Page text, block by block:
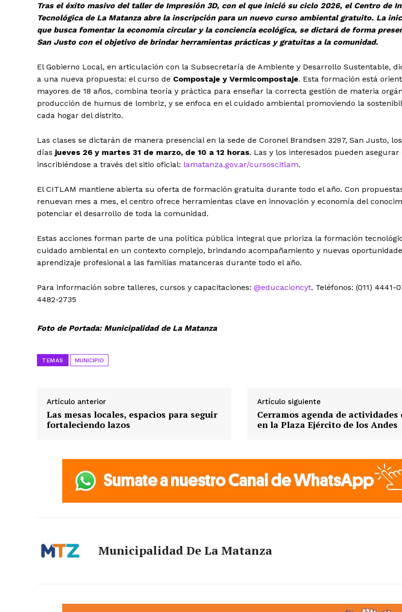
Tras el éxito masivo del taller de Impresión 3D, con el que inició su ciclo 2026, el Centro de
Tecnológica de La Matanza abre la inscripción para un nuevo curso ambiental gratuito. La
que busca fomentar la economía circular y la conciencia ecológica, se dictará de forma
San Justo con el objetivo de brindar herramientas prácticas y gratuitas a la comunidad.
El Gobierno Local, en articulación con la Subsecretaría de Ambiente y Desarrollo Sustentable,
a una nueva propuesta: el curso de Compostaje y Vermicompostaje. Esta formación está
mayores de 18 años, combina teoría y práctica para enseñar la correcta gestión de materia
producción de humus de lombriz, y se enfoca en el cuidado ambiental promoviendo la
cada hogar del distrito.
Las clases se dictarán de manera presencial en la sede de Coronel Brandsen 3297, San Justo, los
días jueves 26 y martes 31 de marzo, de 10 a 12 horas. Las y los interesados pueden
inscribiéndose a través del sitio oficial: lamatanza.gov.ar/cursoscitlam.
El CITLAM mantiene abierta su oferta de formación gratuita durante todo el año. Con
renuevan mes a mes, el centro ofrece herramientas clave en innovación y economía del
potenciar el desarrollo de toda la comunidad.
Estas acciones forman parte de una política pública integral que prioriza la formación
cuidado ambiental en un contexto complejo, brindando acompañamiento y nuevas
aprendizaje profesional a las familias matanceras durante todo el año.
Para información sobre talleres, cursos y capacitaciones: @educacioncyt. Teléfonos: (011) 4441-
4482-2735
Foto de Portada: Municipalidad de La Matanza
TEMAS MUNICIPIO
Artículo anterior
Las mesas locales, espacios para seguir
fortaleciendo lazos
Artículo siguiente
Cerramos agenda de actividades
en la Plaza Ejército de los Andes
Municipalidad De La Matanza